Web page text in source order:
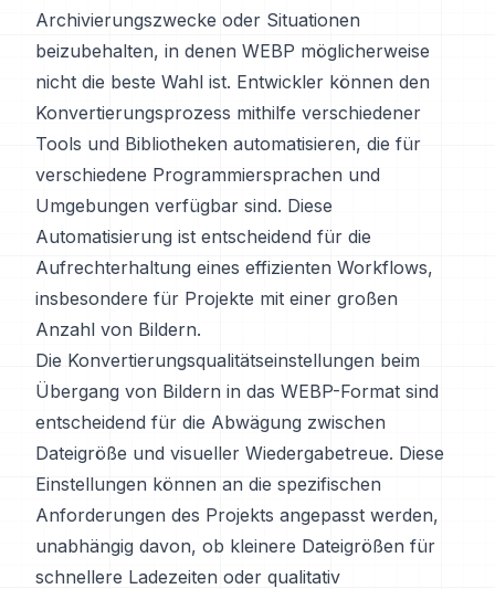
Archivierungszwecke oder Situationen
beizubehalten, in denen WEBP möglicherweise
nicht die beste Wahl ist. Entwickler können den
Konvertierungsprozess mithilfe verschiedener
Tools und Bibliotheken automatisieren, die für
verschiedene Programmiersprachen und
Umgebungen verfügbar sind. Diese
Automatisierung ist entscheidend für die
Aufrechterhaltung eines effizienten Workflows,
insbesondere für Projekte mit einer großen
Anzahl von Bildern.
Die Konvertierungsqualitätseinstellungen beim
Übergang von Bildern in das WEBP-Format sind
entscheidend für die Abwägung zwischen
Dateigröße und visueller Wiedergabetreue. Diese
Einstellungen können an die spezifischen
Anforderungen des Projekts angepasst werden,
unabhängig davon, ob kleinere Dateigrößen für
schnellere Ladezeiten oder qualitativ